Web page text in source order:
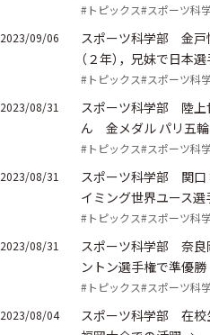
#トピックス#スポーツ科
2023/09/06
スポーツ科学部 金戸
（２年），兄妹で日本
#トピックス#スポーツ科
2023/08/31
スポーツ科学部 陸上
ん 金メダル パリ五
#トピックス#スポーツ科
2023/08/31
スポーツ科学部 関口
イミング世界ユース選
#トピックス#スポーツ科
2023/08/31
スポーツ科学部 奈良
ントン選手権で準優勝
#トピックス#スポーツ科
2023/08/04
スポーツ科学部 在校